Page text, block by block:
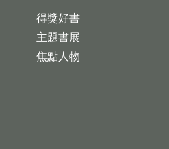
得獎好書
主題書展
焦點人物